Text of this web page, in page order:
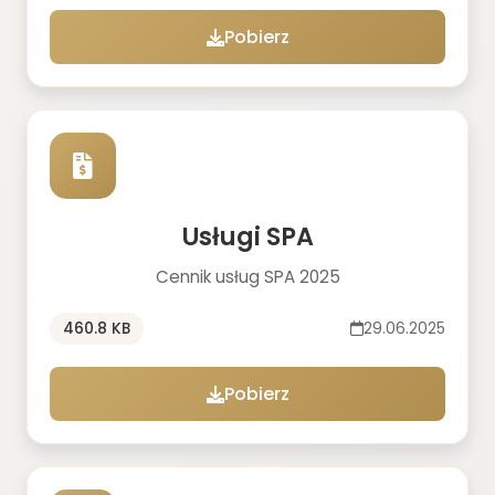
Pobierz
Usługi SPA
Cennik usług SPA 2025
460.8 KB 29.06.2025
Pobierz